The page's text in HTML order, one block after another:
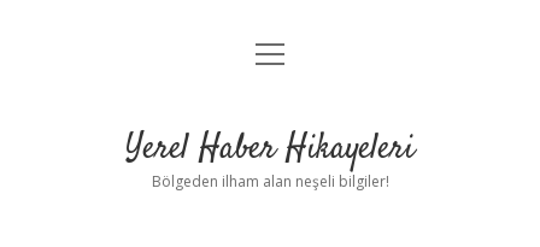
Anasayfa
Yasal Uyarı
menüyü
Yerel Haber Hikayeleri
Bölgeden ilham alan neşeli bilgiler!